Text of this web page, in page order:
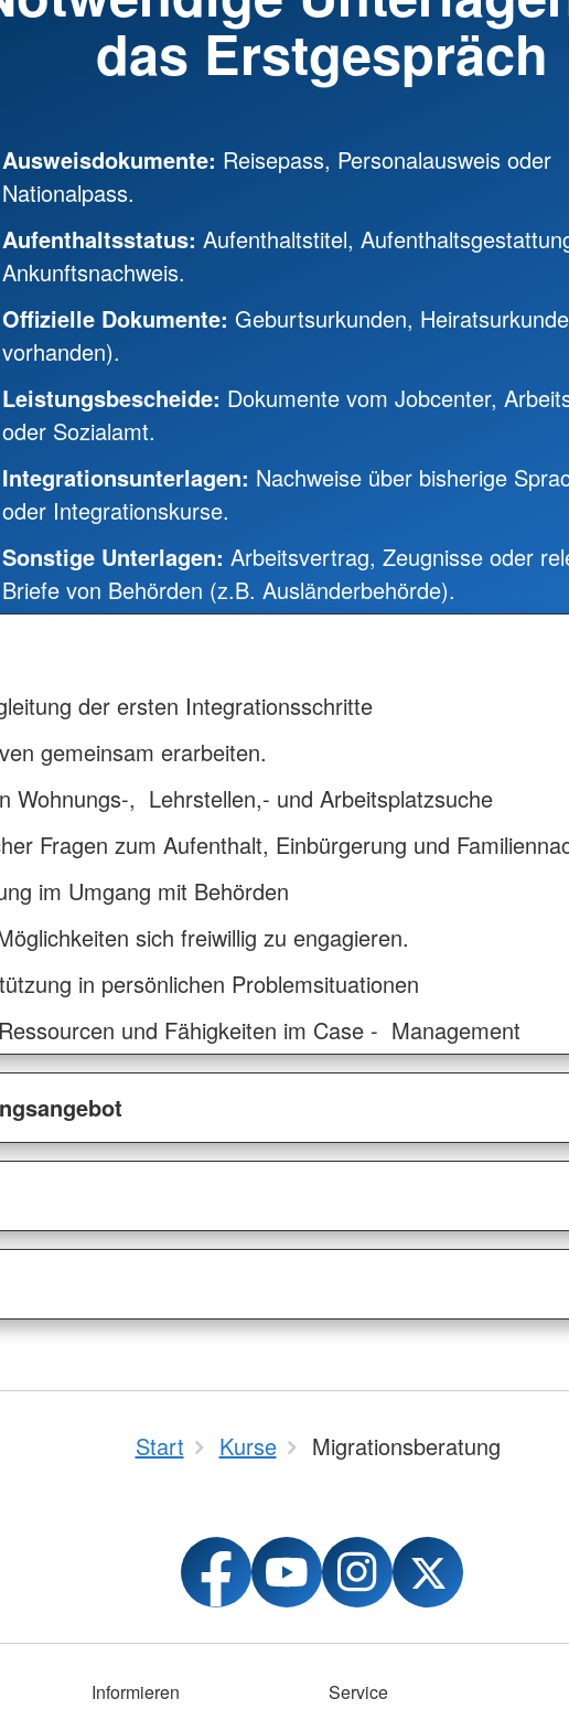
das Erstgespräch
Ausweisdokumente: Reisepass, Personalausweis oder
Nationalpass.
Aufenthaltsstatus: Aufenthaltstitel,
Ankunftsnachweis.
Offizielle Dokumente: Geburtsurkunden,
vorhanden).
Leistungsbescheide: Dokumente vom Jobcenter,
oder Sozialamt.
Integrationsunterlagen: Nachweise über bisherige
oder Integrationskurse.
Sonstige Unterlagen: Arbeitsvertrag, Zeugnisse oder
Briefe von Behörden (z.B. Ausländerbehörde).
der ersten Integrationsschritte
gemeinsam erarbeiten.
Wohnungs-, Lehrstellen,- und Arbeitsplatzsuche
Fragen zum Aufenthalt, Einbürgerung und
im Umgang mit Behörden
sich freiwillig zu engagieren.
in persönlichen Problemsituationen
und Fähigkeiten im Case - Management
Start Kurse Migrationsberatung
Informieren Service